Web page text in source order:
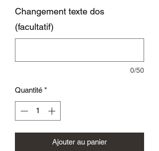
Changement texte dos
(facultatif)
0/50
Quantité *
Ajouter au panier